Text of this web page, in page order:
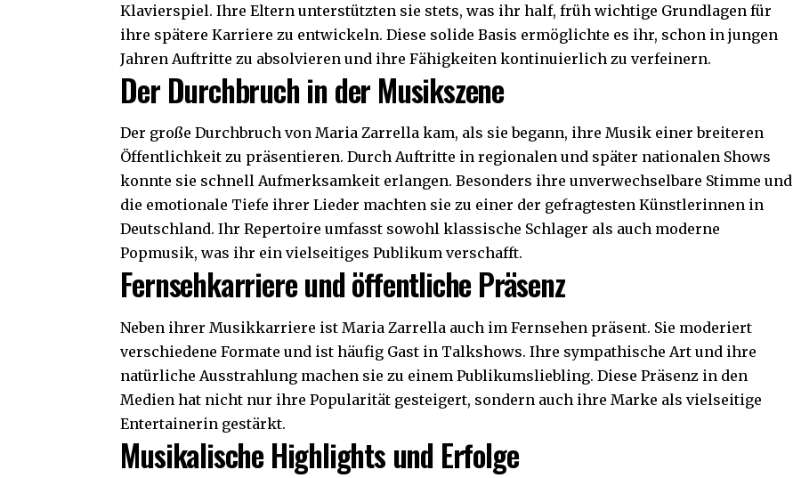
Klavierspiel. Ihre Eltern unterstützten sie stets, was ihr half, früh wichtige Grundlagen für
ihre spätere Karriere zu entwickeln. Diese solide Basis ermöglichte es ihr, schon in jungen
Jahren Auftritte zu absolvieren und ihre Fähigkeiten kontinuierlich zu verfeinern.
Der Durchbruch in der Musikszene
Der große Durchbruch von Maria Zarrella kam, als sie begann, ihre Musik einer breiteren
Öffentlichkeit zu präsentieren. Durch Auftritte in regionalen und später nationalen Shows
konnte sie schnell Aufmerksamkeit erlangen. Besonders ihre unverwechselbare Stimme und
die emotionale Tiefe ihrer Lieder machten sie zu einer der gefragtesten Künstlerinnen in
Deutschland. Ihr Repertoire umfasst sowohl klassische Schlager als auch moderne
Popmusik, was ihr ein vielseitiges Publikum verschafft.
Fernsehkarriere und öffentliche Präsenz
Neben ihrer Musikkarriere ist Maria Zarrella auch im Fernsehen präsent. Sie moderiert
verschiedene Formate und ist häufig Gast in Talkshows. Ihre sympathische Art und ihre
natürliche Ausstrahlung machen sie zu einem Publikumsliebling. Diese Präsenz in den
Medien hat nicht nur ihre Popularität gesteigert, sondern auch ihre Marke als vielseitige
Entertainerin gestärkt.
Musikalische Highlights und Erfolge